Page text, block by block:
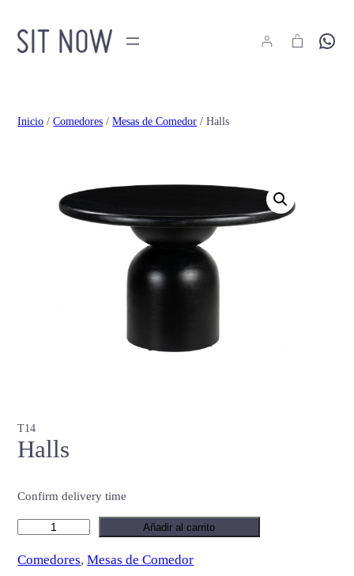
Hola
Inicio /Comedores /Mesas de Comedor / Halls
T14
Halls
Confirm delivery time
l
Añadir al carrito
Comedores, Mesas de Comedor